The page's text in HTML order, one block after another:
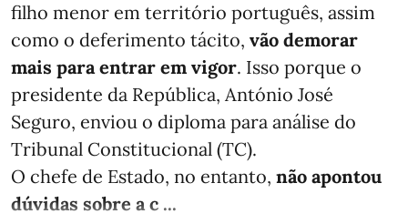
filho menor em território português, assim
como o deferimento tácito, vão demorar
mais para entrar em vigor. Isso porque o
presidente da República, António José
Seguro, enviou o diploma para análise do
Tribunal Constitucional (TC).
O chefe de Estado, no entanto, não apontou
dúvidas sobre a c ...